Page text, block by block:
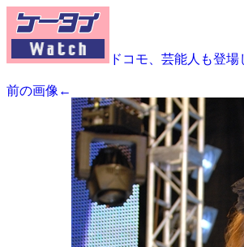
ドコモ、芸能人も登
前の画像←